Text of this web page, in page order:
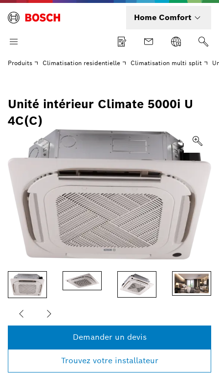
Home Comfort
Produits Climatisation residentielle Climatisation multi split
Unité intérieur Climate 5000i U
4C(C)
Demander un devis
Trouvez votre installateur